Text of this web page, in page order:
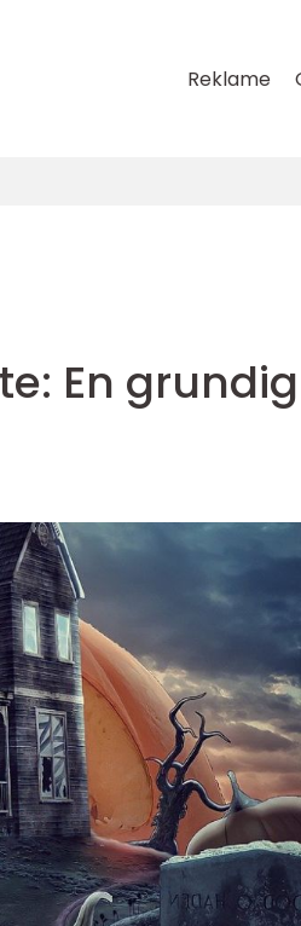
Reklame
En grundig